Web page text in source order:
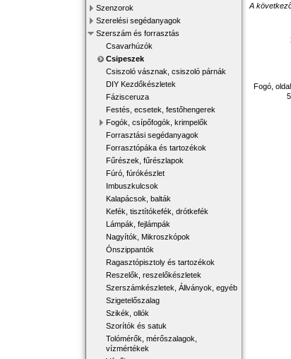
Szenzorok
Szerelési segédanyagok
Szerszám és forrasztás
Csavarhúzók
Csipeszek
Csiszoló vásznak, csiszoló párnák
DIY Kezdőkészletek
Fázisceruza
Festés, ecsetek, festőhengerek
Fogók, csípőfogók, krimpelők
Forrasztási segédanyagok
Forrasztópáka és tartozékok
Fűrészek, fűrészlapok
Fúró, fúrókészlet
Imbuszkulcsok
Kalapácsok, balták
Kefék, tisztítókefék, drótkefék
Lámpák, fejlámpák
Nagyítók, Mikroszkópok
Ónszippantók
Ragasztópisztoly és tartozékok
Reszelők, reszelőkészletek
Szerszámkészletek, Állványok, egyéb
Szigetelőszalag
Szikék, ollók
Szorítók és satuk
Tolómérők, mérőszalagok,
vízmértékek
A
Fogó,